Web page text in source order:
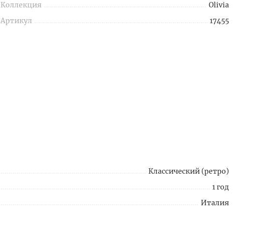
Коллекция
Olivia
Артикул
17455
Классический (ретро)
1 год
Италия